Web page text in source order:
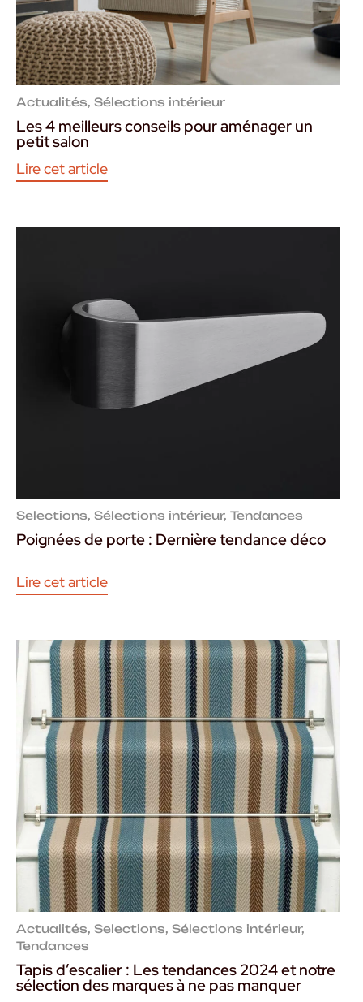
Actualités, Sélections intérieur
Les 4 meilleurs conseils pour aménager un
petit salon
Lire cet article
Selections, Sélections intérieur, Tendances
Poignées de porte : Dernière tendance déco
Lire cet article
Actualités, Selections, Sélections intérieur,
Tendances
Tapis d’escalier : Les tendances 2024 et notre
sélection des marques à ne pas manquer